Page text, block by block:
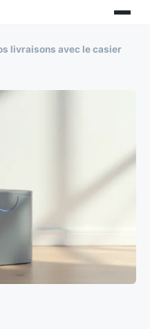
livraisons avec le casier